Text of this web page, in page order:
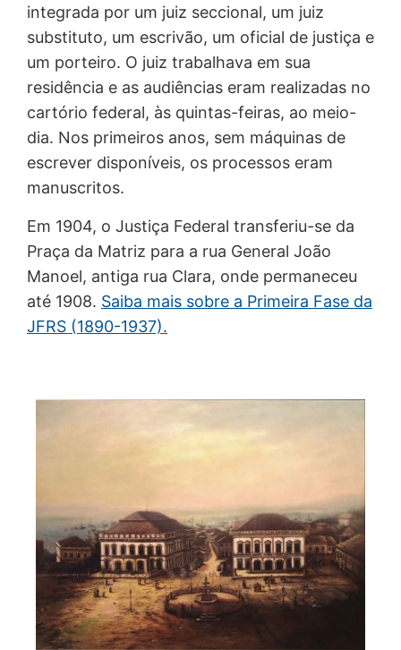
integrada por um juiz seccional, um juiz
substituto, um escrivão, um oficial de justiça e
um porteiro. O juiz trabalhava em sua
residência e as audiências eram realizadas no
cartório federal, às quintas-feiras, ao meio-
dia. Nos primeiros anos, sem máquinas de
escrever disponíveis, os processos eram
manuscritos.
Em 1904, o Justiça Federal transferiu-se da
Praça da Matriz para a rua General João
Manoel, antiga rua Clara, onde permaneceu
até 1908. Saiba mais sobre a Primeira Fase da
JFRS (1890-1937).